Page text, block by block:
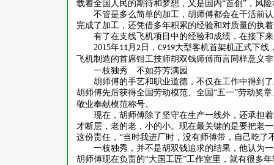
载着全国人民的期待和梦想，又是国内“首创”，风
不管是多么简单的加工，胡师傅都会在干活前
完成了加工，还凭借多年积累的经验和对质量的执
有了在支线飞机项目中的经验和成绩，在接下
2015年11月 2 日， C919大型客机首架机正式下线
飞机制造的首席钳工技师胡双钱师傅而言同样意义
一枝独秀 不如芬芳满园
胡师傅的手艺和职业道德，不仅在工作中得到
胡师傅先后获得全国劳动模范、全国“五一”劳动奖
敬业奉献模范称号。
现在，胡师傅除了坚守在生产一线外，还承担
才断层，老的老，小的小。现在最关键的是要把老
这份责任，“当时我进厂时，没有师傅带，自己吃
一枝独秀，并不是胡双钱追求的结果，他认为
胡师傅现在负责的“大国工匠”工作室里，就有很多